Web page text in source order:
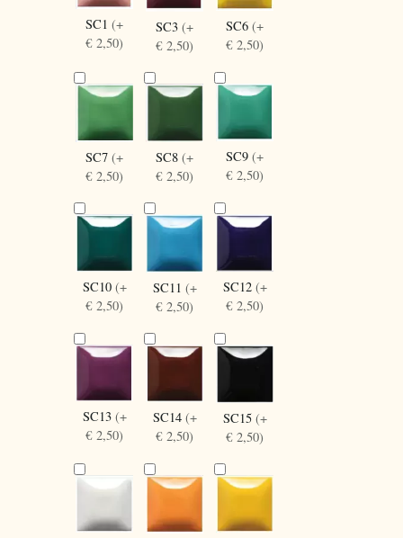
SC1(+
€ 2,50)
SC3(+
€ 2,50)
SC6(+
€ 2,50)
SC7(+
€ 2,50)
SC8(+
€ 2,50)
SC9(+
€ 2,50)
SC10 (+
€ 2,50)
SC11 (+
€ 2,50)
SC12 (+
€ 2,50)
SC13 (+
€ 2,50)
SC14 (+
€ 2,50)
SC15 (+
€ 2,50)